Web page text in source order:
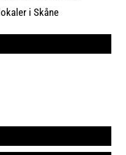
i Skåne